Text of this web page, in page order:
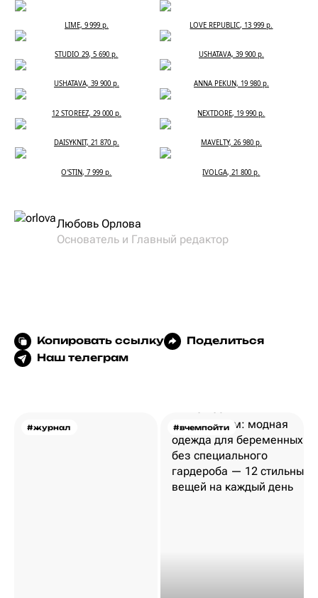
LIME, 9 999 р. LOVE REPUBLIC, 13 999 р.
STUDIO 29, 5 690 р. USHATAVA, 39 900 р.
USHATAVA, 39 900 р. ANNA PEKUN, 19 980 р.
12 STOREEZ, 29 000 р. NEXTDORE, 19 990 р.
DAISYKNIT, 21 870 р. MAVELTY, 26 980 р.
O′STIN, 7 999 р. IVOLGA, 21 800 р.
Любовь Орлова
Основатель и Главный редактор
Копировать ссылку
Поделиться
Наш телеграм
#журнал #вчемпойти